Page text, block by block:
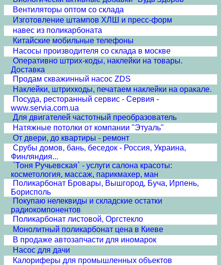
Вентиляторы оптом со склада
Изготовление штампов ХЛШ и пресс-форм
навес из поликарбоната
Китайские мобильные телефоны
Насосы производителя со склада в москве
Оперативно штрих-коды, наклейки на товары.
Доставка
Продам скважинный насос ZDS
Наклейки, штрихкоды, печатаем наклейки на оракале.
Посуда, ресторанный сервис - Сервия -
www.servia.com.ua
Для двигателей частотный преобразователь
Натяжные потолки от компании "Этуаль"
От двери, до квартиры - ремонт
Срубы домов, бань, беседок - Россия, Украина,
Финляндия...
`Тоня Ручьевская` - услуги салона красоты:
косметология, массаж, парикмахер, ман
Поликарбонат Бровары, Вышгород, Буча, Ирпень,
Борисполь
Покупаю нелеквиды и складские остатки
радиокомпонентов
Поликарбонат листовой, Оргстекло
Монолитный поликарбонат цена в Киеве
В продаже автозапчасти для иномарок
Насос для дачи
Калориферы для промышленных объектов